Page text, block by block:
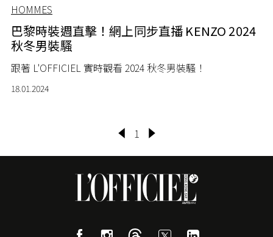
HOMMES
巴黎時裝週直擊！網上同步直播 KENZO 2024
秋冬男裝騷
跟著 L'OFFICIEL 實時觀看 2024 秋冬男裝騷！
18.01.2024
1